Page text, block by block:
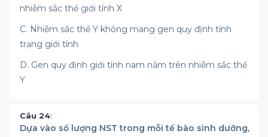
nhiễm sắc thể giới tính X
C. Nhiễm sắc thể Y không mang gen quy định tính
trạng giới tính
D. Gen quy định giới tính nam nằm trên nhiễm sắc thể
Y
Câu 24:
Dựa vào số lượng NST trong mỗi tế bào sinh dưỡng,